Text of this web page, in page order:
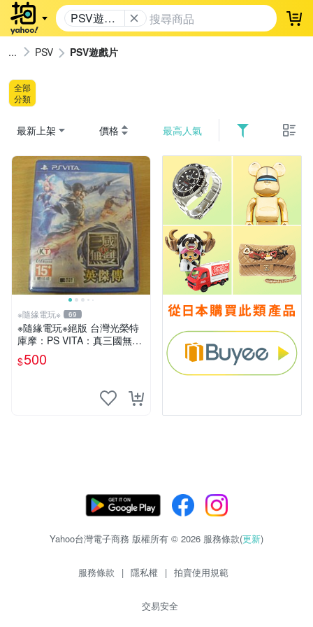
PSV遊戲
片
登
PSV PSV遊戲片
全部
分類
最新上架 價格 最高人氣
※隨緣電玩※ 69
※隨緣電玩※絕版 台灣光榮特
庫摩：PS VITA：真三國無雙
英傑傳《一盒裝》中文版㊣正
版㊣全新品
$500
Yahoo台灣電子商務 版權所有 © 2026 服務條款(更新)
服務條款 | 隱私權 | 拍賣使用規範
交易安全